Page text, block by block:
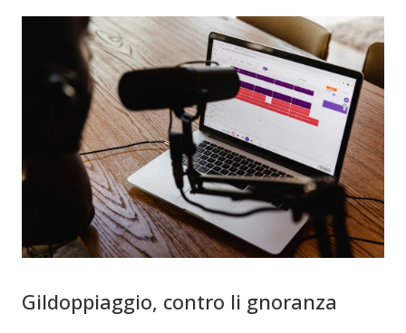
Gildoppiaggio, contro li gnoranza